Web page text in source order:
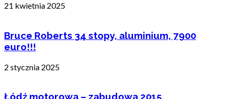
21 kwietnia 2025
Bruce Roberts 34 stopy, aluminium, 7900
euro!!!
2 stycznia 2025
Łódź motorowa – zabudowa 2015